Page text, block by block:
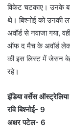
विकेट चटकाए। उनके
थे। बिश्नोई को उनकी
अवॉर्ड से नवाजा गया,
ऑफ द मैच के अवॉर्ड
की इस लिस्ट में जेसन
रहे।
इंडिया वर्सेस
रवि बिश्नोई- 9
अक्षर पटेल- 6